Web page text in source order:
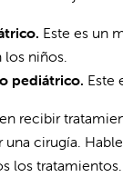
Este es un
los niños.
pediátrico. Este
recibir
una cirugía.
los tratamientos.